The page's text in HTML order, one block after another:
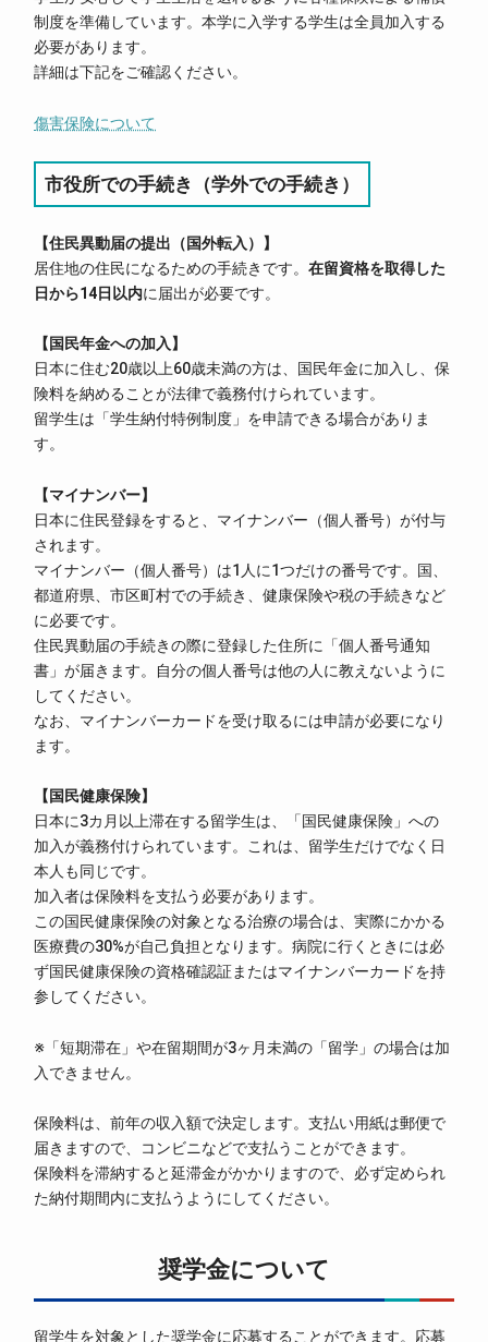
制度を準備しています。本学に入学する学生は全員加入する
必要があります。
詳細は下記をご確認ください。
傷害保険について
市役所での手続き（学外での手続き）
住民異動届の提出（国外転入）
居住地の住民になるための手続きです。在留資格を取得した
日から14日以内に届出が必要です。
国民年金への加入
日本に住む20歳以上60歳未満の方は、国民年金に加入し、保
険料を納めることが法律で義務付けられています。
留学生は「学生納付特例制度」を申請できる場合がありま
す。
マイナンバー
日本に住民登録をすると、マイナンバー（個人番号）が付与
されます。
マイナンバー（個人番号）は1人に1つだけの番号です。国、
都道府県、市区町村での手続き、健康保険や税の手続きなど
に必要です。
住民異動届の手続きの際に登録した住所に「個人番号通知
書」が届きます。自分の個人番号は他の人に教えないように
してください。
なお、マイナンバーカードを受け取るには申請が必要になり
ます。
国民健康保険
日本に3カ月以上滞在する留学生は、「国民健康保険」への
加入が義務付けられています。これは、留学生だけでなく日
本人も同じです。
加入者は保険料を支払う必要があります。
この国民健康保険の対象となる治療の場合は、実際にかかる
医療費の30%が自己負担となります。病院に行くときには必
ず国民健康保険の資格確認証またはマイナンバーカードを持
参してください。
※「短期滞在」や在留期間が3ヶ月未満の「留学」の場合は加
入できません。
保険料は、前年の収入額で決定します。支払い用紙は郵便で
届きますので、コンビニなどで支払うことができます。
保険料を滞納すると延滞金がかかりますので、必ず定められ
た納付期間内に支払うようにしてください。
奨学金について
留学生を対象とした奨学金に応募することができます。応募